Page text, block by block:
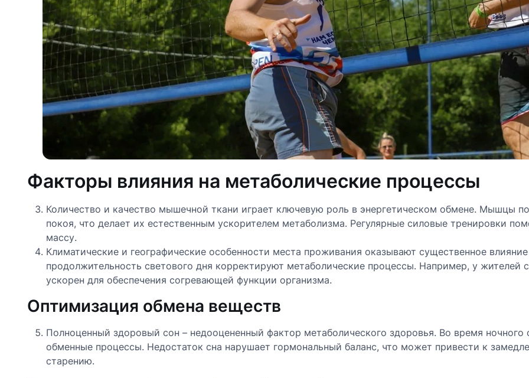
Факторы влияния на метаболические процессы
Количество и качество мышечной ткани играет ключевую роль в энергетическом обмене. Мышцы
покоя, что делает их естественным ускорителем метаболизма. Регулярные силовые тренировки
массу.
Климатические и географические особенности места проживания оказывают существенное
продолжительность светового дня корректируют метаболические процессы. Например, у жителей
ускорен для обеспечения согревающей функции организма.
Оптимизация обмена веществ
Полноценный здоровый сон – недооцененный фактор метаболического здоровья. Во время
обменные процессы. Недостаток сна нарушает гормональный баланс, что может привести к
старению.